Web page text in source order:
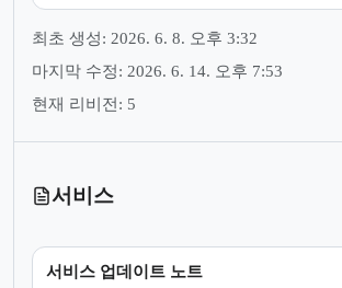
최초 생성: 2026. 6. 8. 오후 3:32
마지막 수정: 2026. 6. 14. 오후 7:53
현재 리비전: 5
서비스
서비스 업데이트 노트